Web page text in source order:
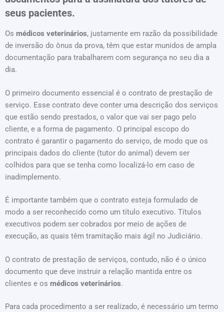
seus pacientes.
Os médicos veterinários, justamente em razão da possibilidade
de inversão do ônus da prova, têm que estar munidos de ampla
documentação para trabalharem com segurança no seu dia a
dia.
O primeiro documento essencial é o contrato de prestação de
serviço. Esse contrato deve conter uma descrição dos serviços
que estão sendo prestados, o valor que vai ser pago pelo
cliente, e a forma de pagamento. O principal escopo do
contrato é garantir o pagamento do serviço, de modo que os
principais dados do cliente (tutor do animal) devem ser
colhidos para que se tenha como localizá-lo em caso de
inadimplemento.
É importante também que o contrato esteja formulado de
modo a ser reconhecido como um título executivo. Títulos
executivos podem ser cobrados por meio de ações de
execução, as quais têm tramitação mais ágil no Judiciário.
O contrato de prestação de serviços, contudo, não é o único
documento que deve instruir a relação mantida entre os
clientes e os médicos veterinários.
Para cada procedimento a ser realizado, é necessário um termo